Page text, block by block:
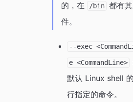
的，在
/bin 都有
件。
--exec
e <CommandLine>
默认 Linux shell
行指定的命令。